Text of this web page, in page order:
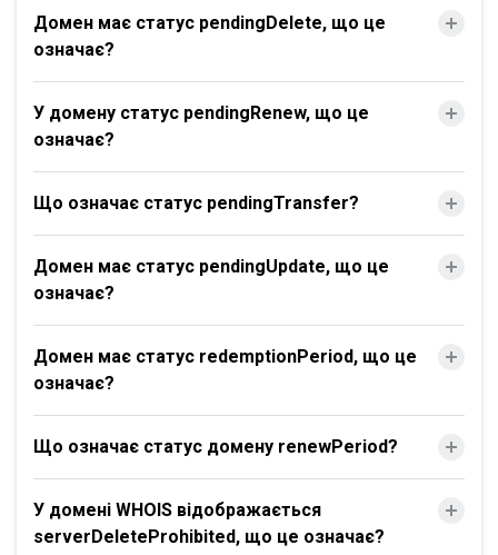
Домен має статус pendingDelete, що це
означає?
У домену статус pendingRenew, що це
означає?
Що означає статус pendingTransfer?
Домен має статус pendingUpdate, що це
означає?
Домен має статус redemptionPeriod, що це
означає?
Що означає статус домену renewPeriod?
У домені WHOIS відображається
serverDeleteProhibited, що це означає?